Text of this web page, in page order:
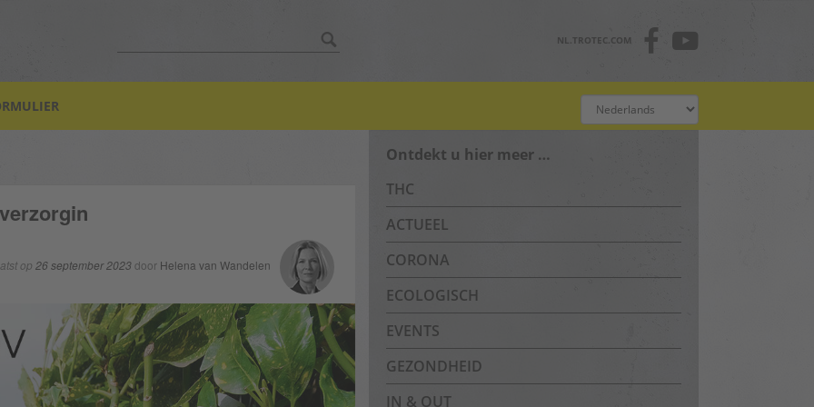
NL.TROTEC.COM
op 26 september 2023door Helena van Wandelen
Ontdekt u hier meer …
THC
ACTUEEL
CORONA
ECOLOGISCH
EVENTS
GEZONDHEID
IN & OUT